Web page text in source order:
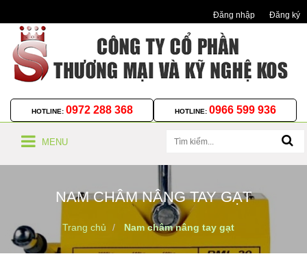
Đăng nhập Đăng ký
HOTLINE: 0972 288 368 HOTLINE: 0966 599 936
MENU
NAM CHÂM NÂNG TAY GẠT
Trang chủ Nam châm nâng tay gạt